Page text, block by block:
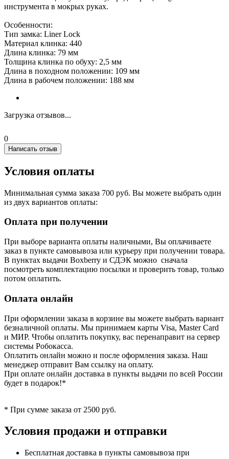
инструмента в мокрых руках.
Особенности:
Тип замка: Liner Lock
Материал клинка: 440
Длина клинка: 79 мм
Толщина клинка по обуху: 2,5 мм
Длина в походном положении: 109 мм
Длина в рабочем положении: 188 мм
Загрузка отзывов...
0
Написать отзыв
Условия оплаты
Минимальная сумма заказа 700 руб. Вы можете выбрать один
из двух вариантов оплаты:
Оплата при получении
При выборе варианта оплаты наличными, Вы оплачиваете
заказ в пункте самовывоза или курьеру при получении товара.
В пунктах выдачи Boxberry и СДЭК можно сначала
посмотреть комплектацию посылки и проверить товар, только
потом оплатить.
Оплата онлайн
При оформлении заказа в корзине вы можете выбрать вариант
безналичной оплаты. Мы принимаем карты Visa, Master Card
и МИР. Чтобы оплатить покупку, вас перенаправит на сервер
системы Робокасса.
Оплатить онлайн можно и после оформления заказа. Наш
менеджер отправит Вам ссылку на оплату.
При оплате онлайн доставка в пункты выдачи по всей России
будет в подарок!*
* При сумме заказа от 2500 руб.
Условия продажи и отправки
Бесплатная доставка в пункты самовывоза при